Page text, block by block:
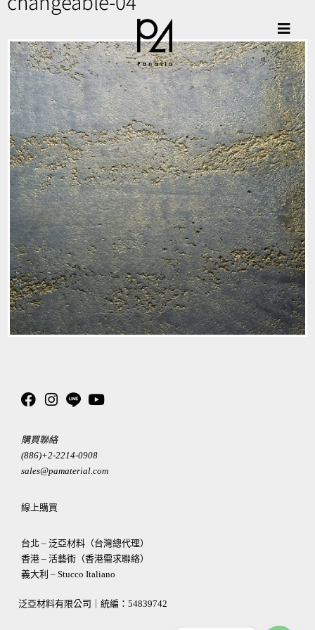
購買聯絡
(886)+2-2214-0908
sales@pamaterial.com
線上購買
台北 – 泛亞材料（台灣總代理）
香港 – 活藝術（香港需求聯絡）
義大利 – Stucco Italiano
泛亞材料有限公司｜統編： 54839742